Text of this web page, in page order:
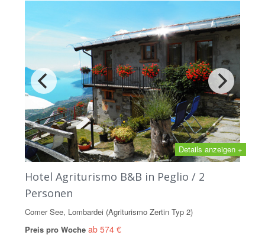
Details anzeigen +
Hotel Agriturismo B&B in Peglio / 2
Personen
Comer See, Lombardei (Agriturismo Zertin Typ 2)
Preis pro Woche ab 574 €